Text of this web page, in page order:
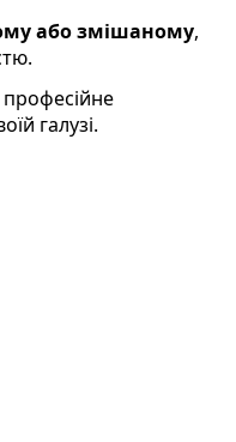
або змішаному,
галузі.